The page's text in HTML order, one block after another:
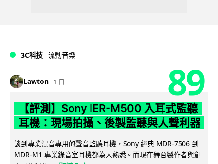
3C科技 流動音樂
Lawton 1 日 89
【評測】Sony IER-M500 入耳式監聽
耳機：現場拍攝、後製監聽與人聲利器
談到專業混音專用的聲音監聽耳機，Sony 經典 MDR-7506 到
MDR-M1 專業錄音室耳機都為人熟悉。而現在舞台製作者與創